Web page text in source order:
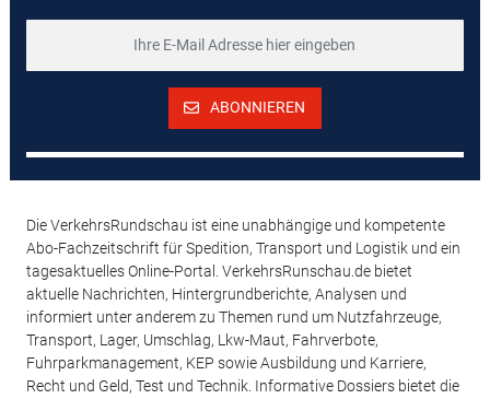
ABONNIEREN
Die VerkehrsRundschau ist eine unabhängige und kompetente
Abo-Fachzeitschrift für Spedition, Transport und Logistik und ein
tagesaktuelles Online-Portal. VerkehrsRunschau.de bietet
aktuelle Nachrichten, Hintergrundberichte, Analysen und
informiert unter anderem zu Themen rund um Nutzfahrzeuge,
Transport, Lager, Umschlag, Lkw-Maut, Fahrverbote,
Fuhrparkmanagement, KEP sowie Ausbildung und Karriere,
Recht und Geld, Test und Technik. Informative Dossiers bietet die